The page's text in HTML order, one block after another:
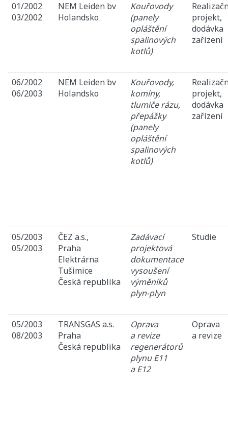
01/2002
03/2002
NEM Leiden bv
Holandsko
Kouřovody
(panely
opláštění
spalinových
kotlů)
projekt,
dodávka
zařízení
06/2002
06/2003
NEM Leiden bv
Holandsko
Kouřovody,
komíny,
tlumiče rázu,
přepážky
(panely
opláštění
spalinových
kotlů)
projekt,
dodávka
zařízení
05/2003
05/2003
ČEZ a.s.,
Praha
Elektrárna
Tušimice
Česká republika
Zadávací
projektová
dokumentace
vysoušení
výměníků
plyn-plyn
Studie
05/2003
08/2003
TRANSGAS a.s.
Praha
Česká republika
Oprava
a revize
regenerátorů
plynu E11
a E12
Oprava
a revize